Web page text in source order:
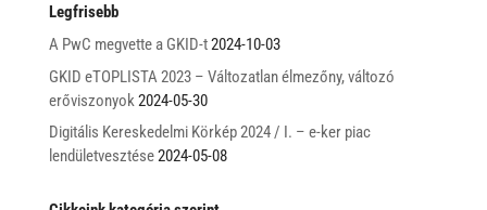
Legfrisebb
A PwC megvette a GKID-t2024-10-03
GKID eTOPLISTA 2023 – Változatlan élmezőny, változó
erőviszonyok 2024-05-30
Digitális Kereskedelmi Körkép 2024 / I. – e-ker piac
lendületvesztése2024-05-08